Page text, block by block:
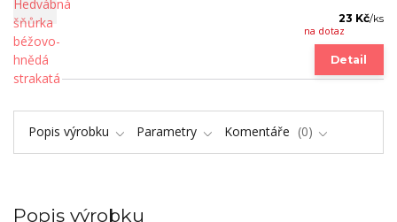
23 Kč/ks
na dotaz
Detail
Popis výrobku Parametry Komentáře 0
Popis výrobku